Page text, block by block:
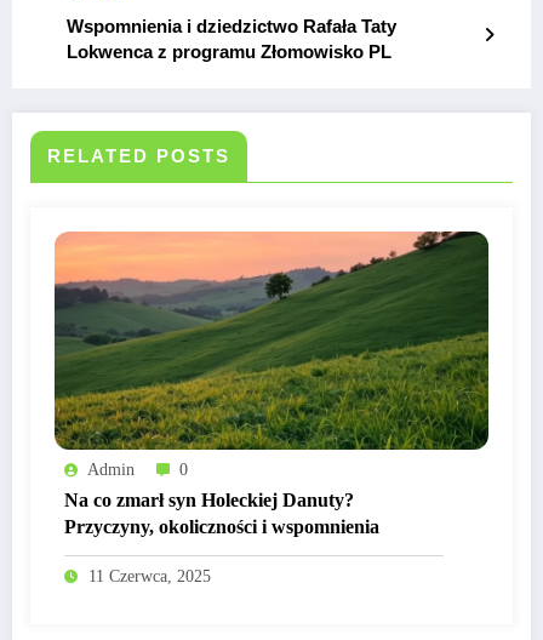
Wspomnienia i dziedzictwo Rafała Taty
Lokwenca z programu Złomowisko PL
RELATED POSTS
Admin 0
Na co zmarł syn Holeckiej Danuty?
Przyczyny, okoliczności i wspomnienia
11 Czerwca, 2025